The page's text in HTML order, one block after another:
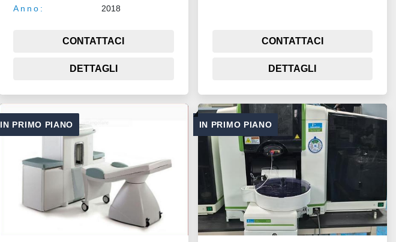
Anno: 2018
CONTATTACI
DETTAGLI
CONTATTACI
DETTAGLI
IN PRIMO PIANO IN PRIMO PIANO